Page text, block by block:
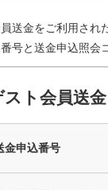
送金をご利用され
号と送金申込照会
スト会員送
金申込番号